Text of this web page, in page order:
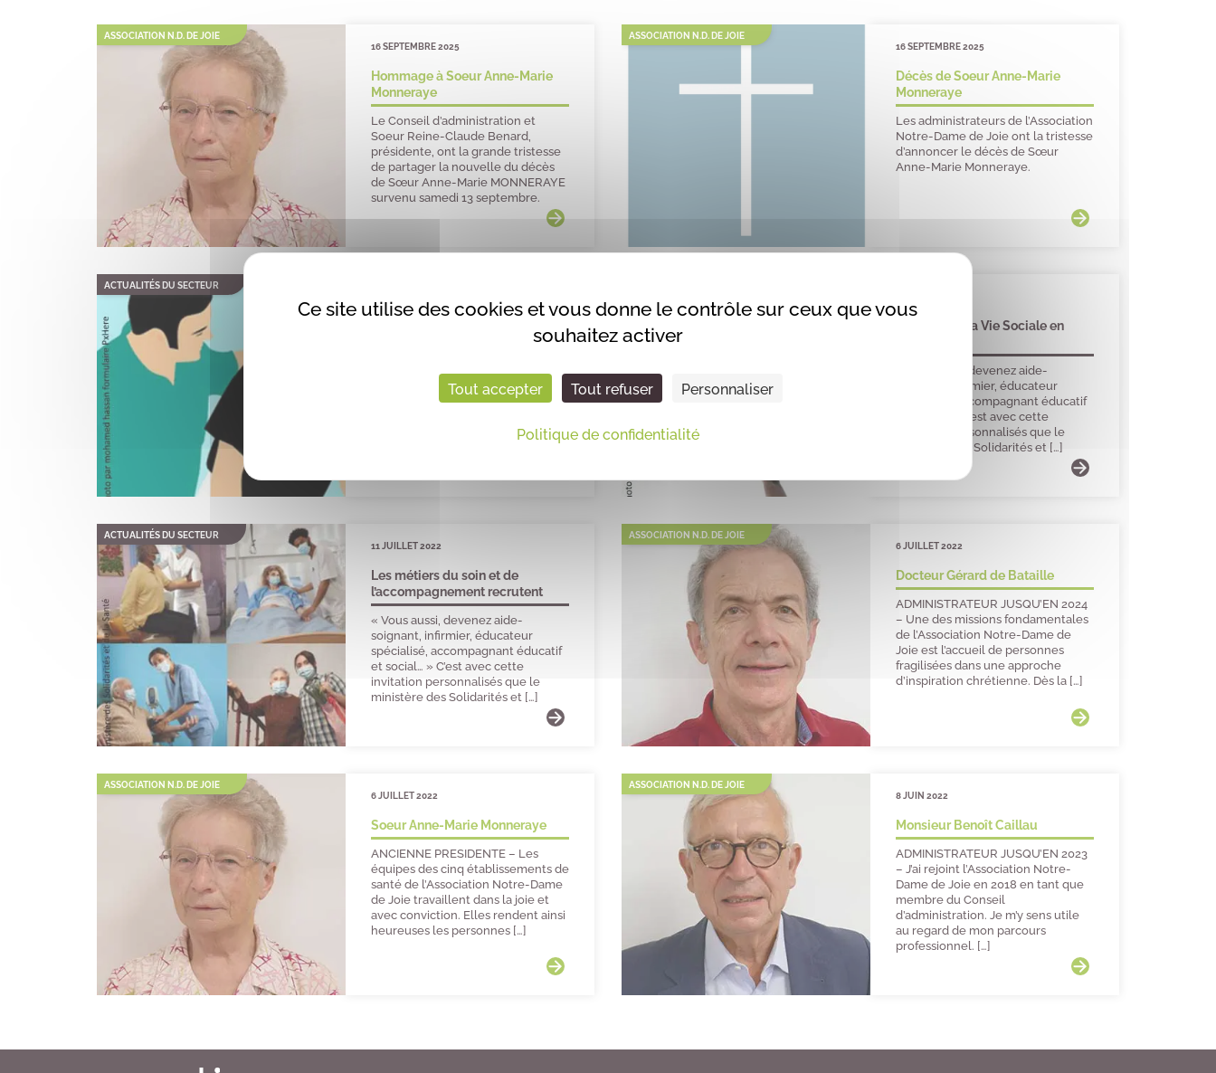
Ce site utilise des cookies et vous donne le contrôle sur ceux que vous
souhaitez activer
Tout accepter Tout refuser Personnaliser
Politique de confidentialité
ASSOCIATION N.D. DE JOIE
16 SEPTEMBRE 2025
Hommage à Soeur Anne-Marie
Monneraye
Le Conseil d’administration et
Soeur Reine-Claude Benard,
présidente, ont la grande tristesse
de partager la nouvelle du décès
de Sœur Anne-Marie MONNERAYE
survenu samedi 13 septembre.
ASSOCIATION N.D. DE JOIE
16 SEPTEMBRE 2025
Décès de Soeur Anne-Marie
Monneraye
Les administrateurs de l’Association
Notre-Dame de Joie ont la tristesse
d’annoncer le décès de Sœur
Anne-Marie Monneraye.
ACTUALITÉS DU SECTEUR
soignant, infirmier, éducateur
spécialisé, accompagnant éducatif
invitation personnalisés que le
Conseils de la Vie Sociale en
« Vous aussi, devenez aide-
soignant, infirmier, éducateur
spécialisé, accompagnant éducatif
et social… » C’est avec cette
invitation personnalisés que le
ministère des Solidarités et […]
ACTUALITÉS DU SECTEUR
11 JUILLET 2022
Les métiers du soin et de
l’accompagnement recrutent
« Vous aussi, devenez aide-
soignant, infirmier, éducateur
spécialisé, accompagnant éducatif
et social… » C’est avec cette
invitation personnalisés que le
ministère des Solidarités et […]
ASSOCIATION N.D. DE JOIE
6 JUILLET 2022
Docteur Gérard de Bataille
ADMINISTRATEUR JUSQU’EN 2024
– Une des missions fondamentales
de l’Association Notre-Dame de
Joie est l’accueil de personnes
fragilisées dans une approche
d’inspiration chrétienne. Dès la […]
ASSOCIATION N.D. DE JOIE
6 JUILLET 2022
Soeur Anne-Marie Monneraye
ANCIENNE PRESIDENTE – Les
équipes des cinq établissements de
santé de l’Association Notre-Dame
de Joie travaillent dans la joie et
avec conviction. Elles rendent ainsi
heureuses les personnes […]
ASSOCIATION N.D. DE JOIE
8 JUIN 2022
Monsieur Benoît Caillau
ADMINISTRATEUR JUSQU’EN 2023
– J’ai rejoint l’Association Notre-
Dame de Joie en 2018 en tant que
membre du Conseil
d’administration. Je m’y sens utile
au regard de mon parcours
professionnel. […]